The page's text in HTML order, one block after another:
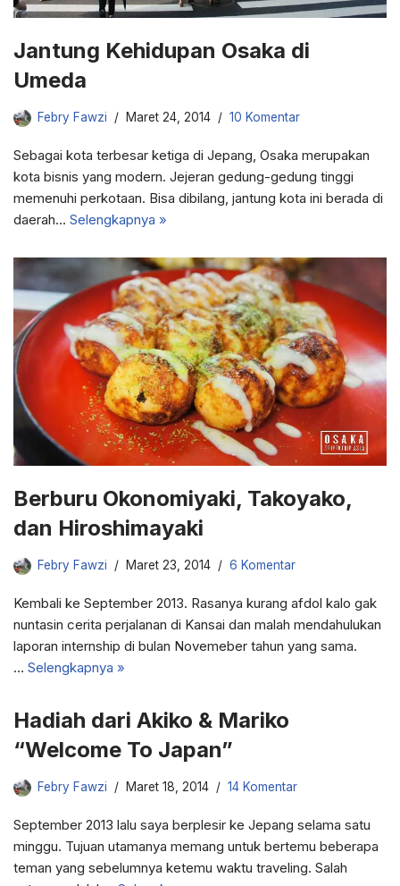
Jantung Kehidupan Osaka di
Umeda
Febry Fawzi Maret 24, 2014 10 Komentar
Sebagai kota terbesar ketiga di Jepang, Osaka merupakan
kota bisnis yang modern. Jejeran gedung-gedung tinggi
memenuhi perkotaan. Bisa dibilang, jantung kota ini berada di
daerah… Selengkapnya »
Berburu Okonomiyaki, Takoyako,
dan Hiroshimayaki
Febry Fawzi Maret 23, 2014 6 Komentar
Kembali ke September 2013. Rasanya kurang afdol kalo gak
nuntasin cerita perjalanan di Kansai dan malah mendahulukan
laporan internship di bulan Novemeber tahun yang sama.
… Selengkapnya »
Hadiah dari Akiko & Mariko
“Welcome To Japan”
Febry Fawzi Maret 18, 2014 14 Komentar
September 2013 lalu saya berplesir ke Jepang selama satu
minggu. Tujuan utamanya memang untuk bertemu beberapa
teman yang sebelumnya ketemu waktu traveling. Salah